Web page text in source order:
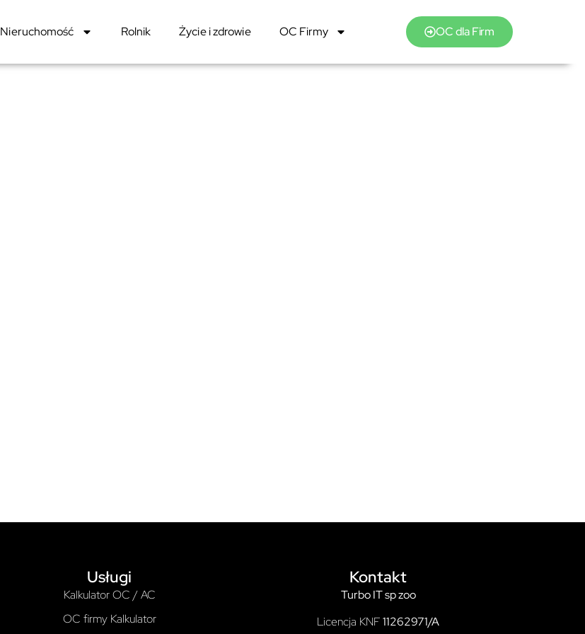
Nieruchomość Rolnik Życie i zdrowie OC Firmy OC dla Firm
Usługi
Kalkulator OC / AC
OC firmy Kalkulator
Kontakt
Turbo IT sp zoo
Licencja KNF11262971/A